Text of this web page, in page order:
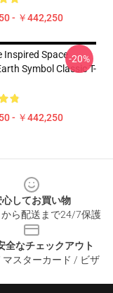
- ￥442,250
Inspired Space
Symbol Classic T-
- ￥442,250
-20%
心してお買い物
ら配送まで24/7保護
全なチェックアウト
マスターカード / ビザ